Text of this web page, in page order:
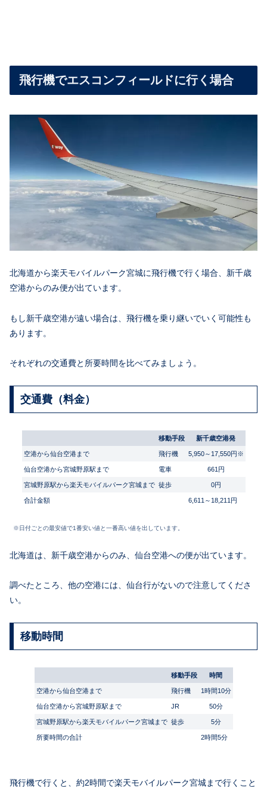
飛行機でエスコンフィールドに行く場合
北海道から楽天モバイルパーク宮城に飛行機で行く場合、新千歳
空港からのみ便が出ています。
もし新千歳空港が遠い場合は、飛行機を乗り継いでいく可能性も
あります。
それぞれの交通費と所要時間を比べてみましょう。
交通費（料金）
移動手段 新千歳空港発
空港から仙台空港まで 飛行機 5,950～17,550円※
仙台空港から宮城野原駅まで 電車 661円
宮城野原駅から楽天モバイルパーク宮城まで 徒歩 0円
合計金額 6,611～18,211円
※日付ごとの最安値で1番安い値と一番高い値を出しています。
北海道は、新千歳空港からのみ、仙台空港への便が出ています。
調べたところ、他の空港には、仙台行がないので注意してくださ
い。
移動時間
移動手段 時間
空港から仙台空港まで 飛行機 1時間10分
仙台空港から宮城野原駅まで JR 50分
宮城野原駅から楽天モバイルパーク宮城まで 徒歩 5分
所要時間の合計 2時間5分
飛行機で行くと、約2時間で楽天モバイルパーク宮城まで行くこと